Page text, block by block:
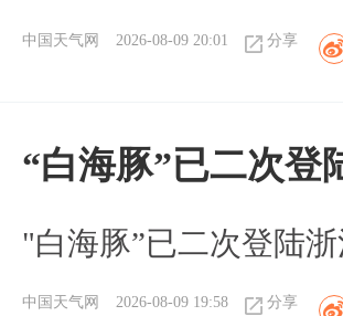
中国天气网 2026-08-09 20:01 分享
“白海豚”已二次登
"白海豚”已二次登陆
中国天气网 2026-08-09 19:58 分享